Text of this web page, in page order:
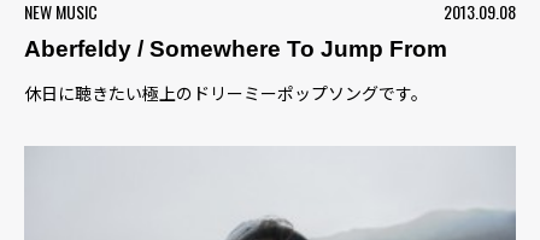
NEW MUSIC
2013.09.08
Aberfeldy / Somewhere To Jump From
休日に聴きたい極上のドリーミーポップソングです。